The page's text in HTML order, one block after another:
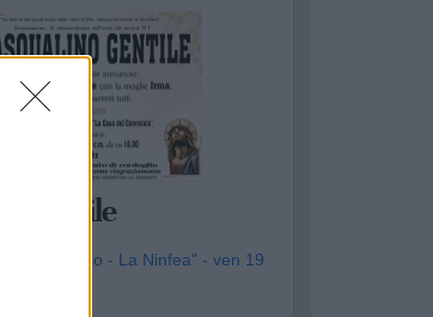
Gentile
"Il Tulipano - La Ninfea" - ven 19